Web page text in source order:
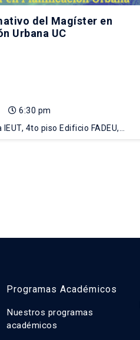
del Magíster en
Urbana UC
6:30 pm
4to piso Edificio FADEU,
Programas Académicos
Nuestros programas
académicos